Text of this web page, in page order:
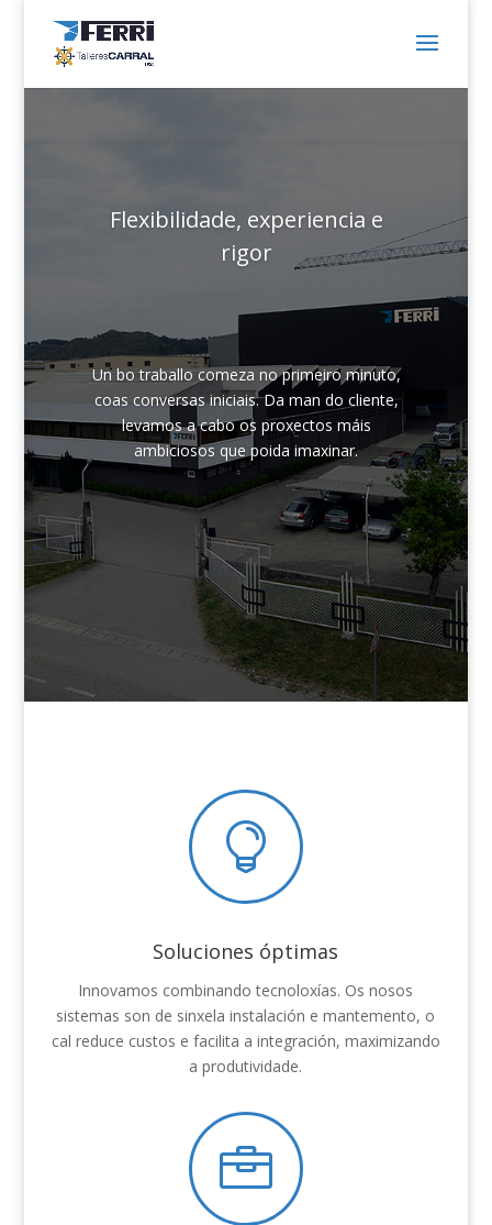
Flexibilidade, experiencia e
rigor
Un bo traballo comeza no primeiro minuto,
coas conversas iniciais. Da man do cliente,
levamos a cabo os proxectos máis
ambiciosos que poida imaxinar.

Soluciones óptimas
Innovamos combinando tecnoloxías. Os nosos
sistemas son de sinxela instalación e mantemento, o
cal reduce custos e facilita a integración, maximizando
a produtividade.
